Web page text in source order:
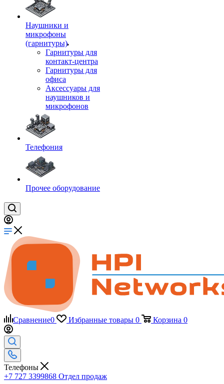
Наушники и
микрофоны
(гарнитуры)
Гарнитуры для
контакт-центра
Гарнитуры для
офиса
Аксессуары для
наушников и
микрофонов
Телефония
Прочее оборудование
Сравнение0 Избранные товары 0 Корзина 0
Телефоны
+7 727 3399868 Отдел продаж